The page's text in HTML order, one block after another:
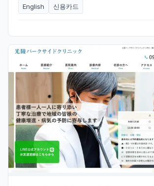
English 신용카드